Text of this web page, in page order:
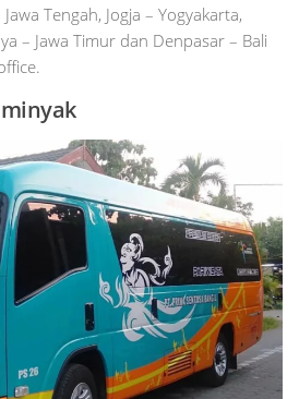
Tengah, Jogja – Yogyakarta,
– Jawa Timur dan Denpasar – Bali